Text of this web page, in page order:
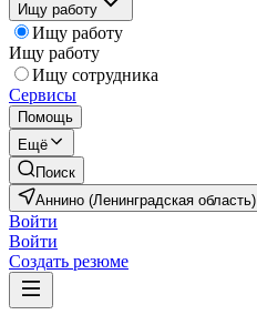
Ищу работу
Ищу работу
Ищу работу
Ищу сотрудника
Сервисы
Помощь
Ещё
Поиск
Аннино (Ленинградская область)
Войти
Войти
Создать резюме